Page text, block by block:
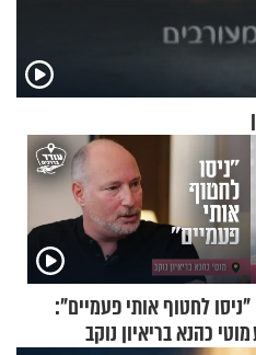
"ניסו לחטוף אותי פעמיים":
מוטי כהנא בריאיון נוקב